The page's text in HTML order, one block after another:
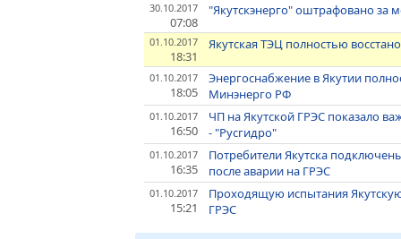
30.10.2017
07:08
"Якутскэнерго" оштрафовано за
01.10.2017
18:31
Якутская ТЭЦ полностью
01.10.2017
18:05
Энергоснабжение в Якутии
Минэнерго РФ
01.10.2017
16:50
ЧП на Якутской ГРЭС показало
- "Русгидро"
01.10.2017
16:35
Потребители Якутска
после аварии на ГРЭС
01.10.2017
15:21
Проходящую испытания
ГРЭС